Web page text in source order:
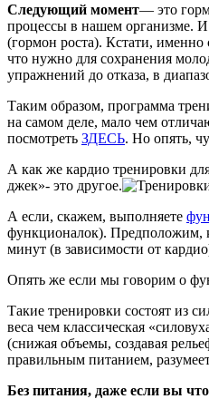
Следующий момент— это
процессы в нашем организме.
(гормон роста). Кстати,
что нужно для сохранения
упражнений до отказа, в
Таким образом, программа
на самом деле, мало чем
посмотреть ЗДЕСЬ. Но опять,
А как же кардио тренировки
джек»- это другое.
А если, скажем, выполняете
функционалок). Предположим,
минут (в зависимости от
Опять же если мы говорим о
Такие тренировки состоят из
веса чем классическая
(снижая объемы, создавая
правильным питанием,
Без питания, даже если вы